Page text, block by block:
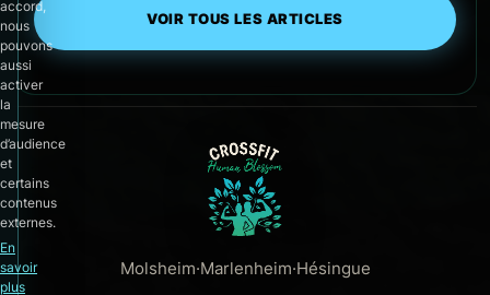
VOIR TOUS LES ARTICLES
Molsheim·Marlenheim·Hésingue
accord,
nous
pouvons
aussi
activer
la
mesure
d’audience
et
certains
contenus
externes.
En
savoir
plus